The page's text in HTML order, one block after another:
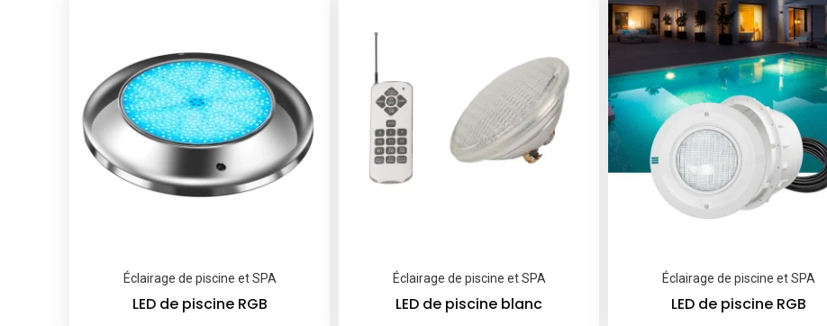
Éclairage de piscine et SPA
LED de piscine RGB
Éclairage de piscine et SPA
LED de piscine blanc
Éclairage de piscine et SPA
LED de piscine RGB